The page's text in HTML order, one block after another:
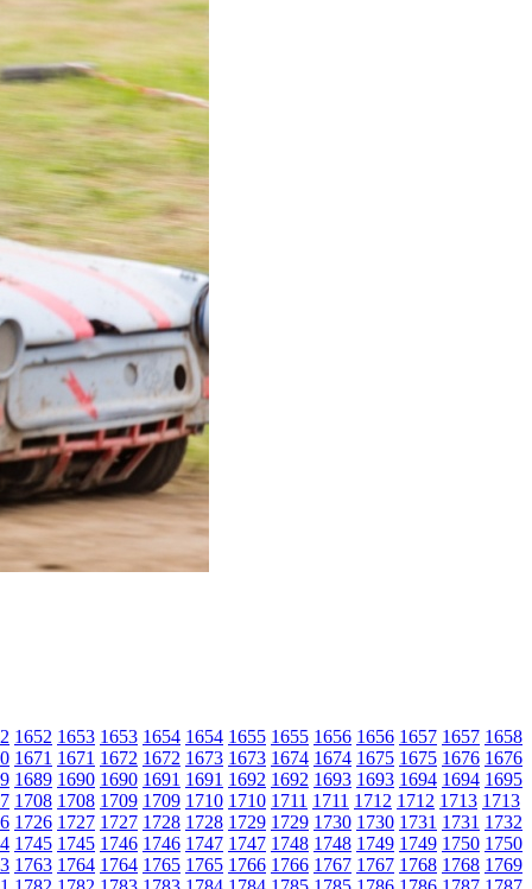
1652 1653 1653 1654 1654 1655 1655 1656 1656 1657 1657 1658
1671 1671 1672 1672 1673 1673 1674 1674 1675 1675 1676 1676
1689 1690 1690 1691 1691 1692 1692 1693 1693 1694 1694 1695
1708 1708 1709 1709 1710 1710 1711 1711 1712 1712 1713 1713
1726 1727 1727 1728 1728 1729 1729 1730 1730 1731 1731 1732
1745 1745 1746 1746 1747 1747 1748 1748 1749 1749 1750 1750
1763 1764 1764 1765 1765 1766 1766 1767 1767 1768 1768 1769